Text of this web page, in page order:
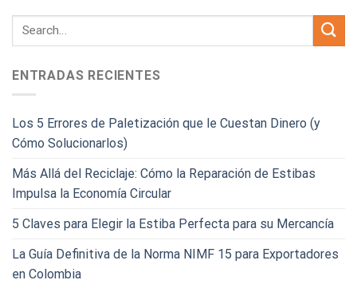
ENTRADAS RECIENTES
Los 5 Errores de Paletización que le Cuestan Dinero (y
Cómo Solucionarlos)
Más Allá del Reciclaje: Cómo la Reparación de Estibas
Impulsa la Economía Circular
5 Claves para Elegir la Estiba Perfecta para su Mercancía
La Guía Definitiva de la Norma NIMF 15 para Exportadores
en Colombia